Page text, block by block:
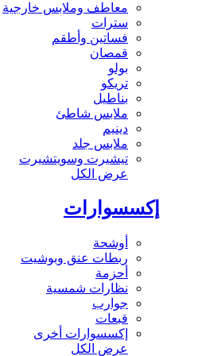
معاطف وملابس خارجية
سترات
فساتين وأطقم
قمصان
بولو
تريكو
بناطيل
ملابس شاطئ
دينيم
ملابس جلد
تيشيرت وسويتشيرت
عرض الكل
إكسسوارات
أوشحة
ربطات عنق وبوشيت
أحزمة
نظارات شمسية
جوارب
قبعات
إكسسوارات أخرى
عرض الكل